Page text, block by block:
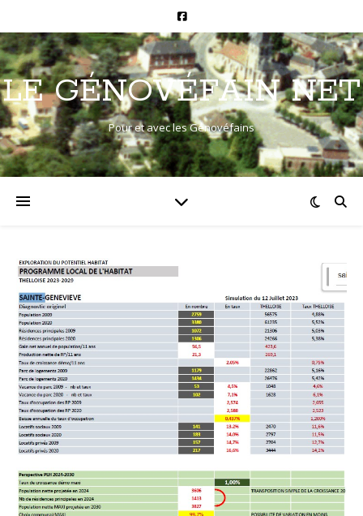
LE GÉNOVÉFAIN NET
Pour et avec les Génovéfains